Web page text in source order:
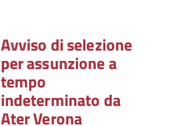
Avviso di selezione
per assunzione a
tempo
indeterminato da
Ater Verona